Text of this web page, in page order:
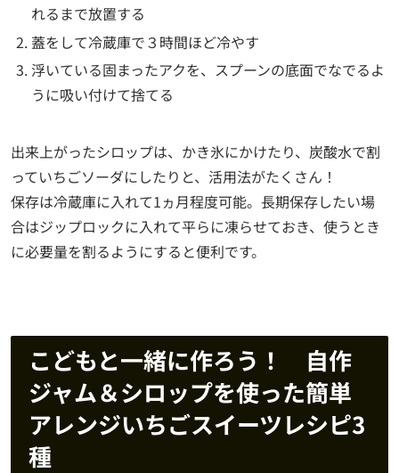
れるまで放置する
蓋をして冷蔵庫で３時間ほど冷やす
浮いている固まったアクを、スプーンの底面でなでるよ
うに吸い付けて捨てる
出来上がったシロップは、かき氷にかけたり、炭酸水で割
っていちごソーダにしたりと、活用法がたくさん！
保存は冷蔵庫に入れて1ヵ月程度可能。長期保存したい場
合はジップロックに入れて平らに凍らせておき、使うとき
に必要量を割るようにすると便利です。
こどもと一緒に作ろう！ 自作
ジャム＆シロップを使った簡単
アレンジいちごスイーツレシピ3
種